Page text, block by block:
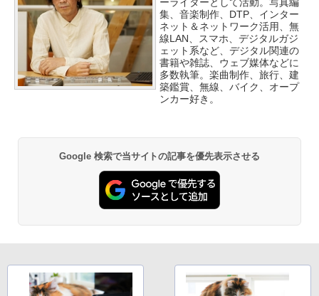
ーライターとして活動。写真編
集、音楽制作、DTP、インター
ネット＆ネットワーク活用、無
線LAN、スマホ、デジタルガジ
ェット系など、デジタル関連の
書籍や雑誌、ウェブ媒体などに
多数執筆。楽曲制作、旅行、建
築鑑賞、無線、バイク、オープ
ンカー好き。
Google 検索で当サイトの記事を優先表示させる